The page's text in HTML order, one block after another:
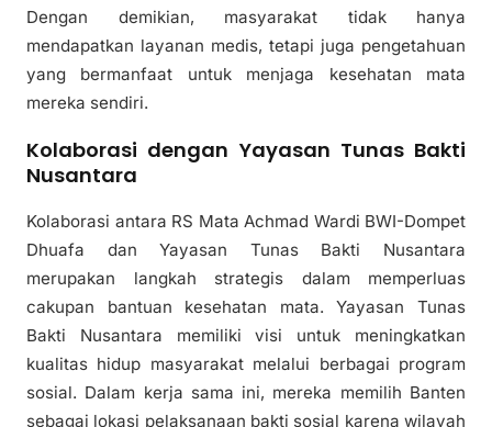
Dengan demikian, masyarakat tidak hanya
mendapatkan layanan medis, tetapi juga pengetahuan
yang bermanfaat untuk menjaga kesehatan mata
mereka sendiri.
Kolaborasi dengan Yayasan Tunas Bakti
Nusantara
Kolaborasi antara RS Mata Achmad Wardi BWI-Dompet
Dhuafa dan Yayasan Tunas Bakti Nusantara
merupakan langkah strategis dalam memperluas
cakupan bantuan kesehatan mata. Yayasan Tunas
Bakti Nusantara memiliki visi untuk meningkatkan
kualitas hidup masyarakat melalui berbagai program
sosial. Dalam kerja sama ini, mereka memilih Banten
sebagai lokasi pelaksanaan bakti sosial karena wilayah